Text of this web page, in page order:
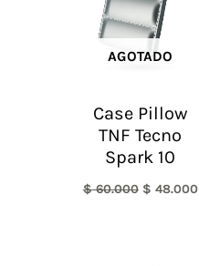
AGOTADO
Case Pillow
TNF Tecno
Spark 10
$60.000 $ 48.000